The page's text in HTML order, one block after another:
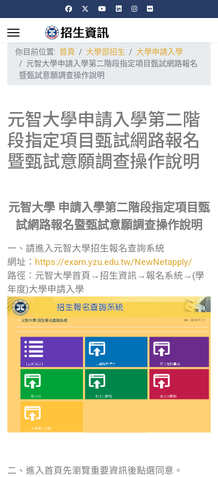
你目前位置: 首頁 大學部招生
大學申請入學
元智大學申請入學第二階段指定項目甄試網路報名
暨甄試意願調查操作說明
元智大學申請入學第二階
段指定項目甄試網路報名
暨甄試意願調查操作說明
元智大學 申請入學第二階段指定項目甄
試網路報名暨甄試意願調查操作說明
一、請進入元智大學招生報名查詢系統
網址： https://exam.yzu.edu.tw/NewNetapply/
路徑：元智大學首頁→招生資訊→報名系統→(學
年度)大學申請入學
二、進入首頁先瀏覽重要資訊後點選同意。